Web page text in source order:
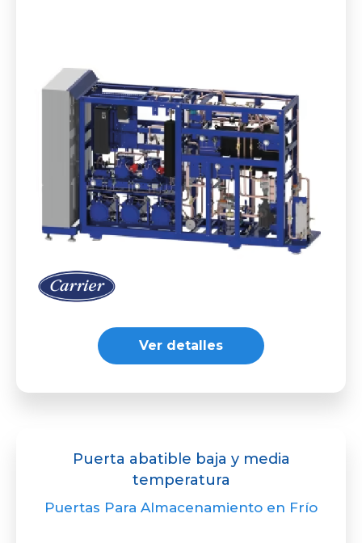
Ver detalles
Puerta abatible baja y media
temperatura
Puertas Para Almacenamiento en Frío